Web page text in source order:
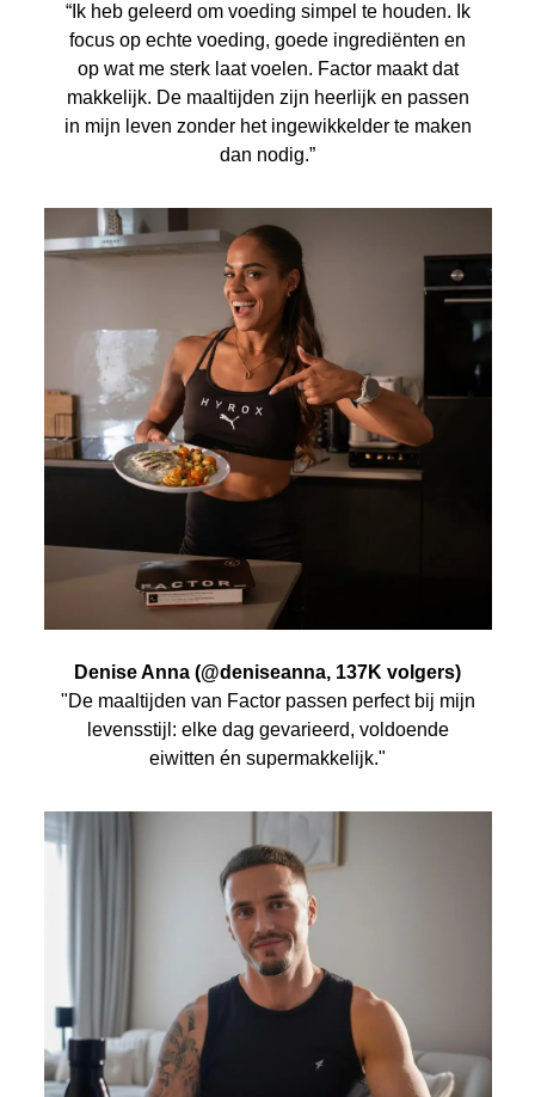
“Ik heb geleerd om voeding simpel te houden. Ik
focus op echte voeding, goede ingrediënten en
op wat me sterk laat voelen. Factor maakt dat
makkelijk. De maaltijden zijn heerlijk en passen
in mijn leven zonder het ingewikkelder te maken
dan nodig.”
Denise Anna (@deniseanna, 137K volgers)
"De maaltijden van Factor passen perfect bij mijn
levensstijl: elke dag gevarieerd, voldoende
eiwitten én supermakkelijk."